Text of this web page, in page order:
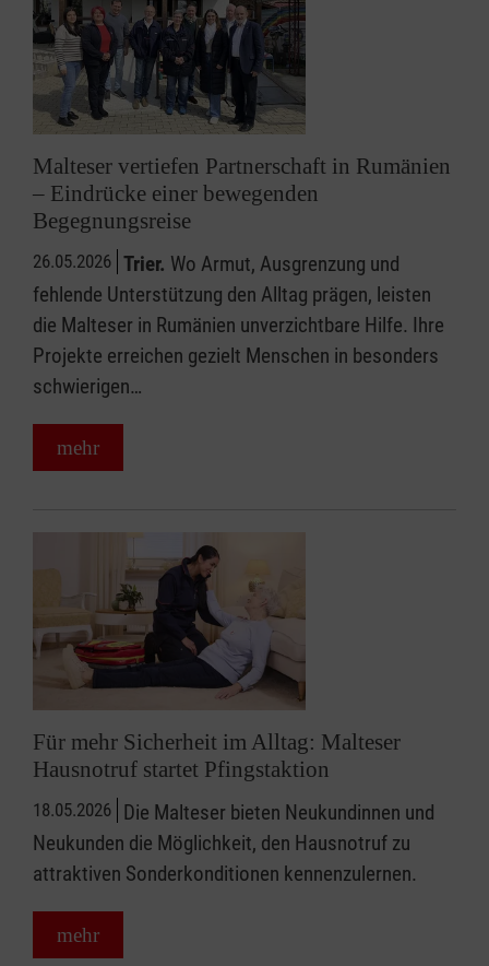
Malteser vertiefen Partnerschaft in Rumänien
– Eindrücke einer bewegenden
Begegnungsreise
26.05.2026 Trier. Wo Armut, Ausgrenzung und
fehlende Unterstützung den Alltag prägen, leisten
die Malteser in Rumänien unverzichtbare Hilfe. Ihre
Projekte erreichen gezielt Menschen in besonders
schwierigen…
mehr
Für mehr Sicherheit im Alltag: Malteser
Hausnotruf startet Pfingstaktion
18.05.2026 Die Malteser bieten Neukundinnen und
Neukunden die Möglichkeit, den Hausnotruf zu
attraktiven Sonderkonditionen kennenzulernen.
mehr